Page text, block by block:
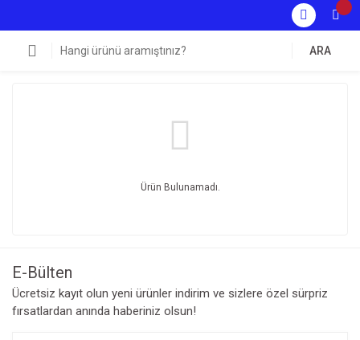
ARA
Ürün Bulunamadı.
E-Bülten
Ücretsiz kayıt olun yeni ürünler indirim ve sizlere özel sürpriz
fırsatlardan anında haberiniz olsun!